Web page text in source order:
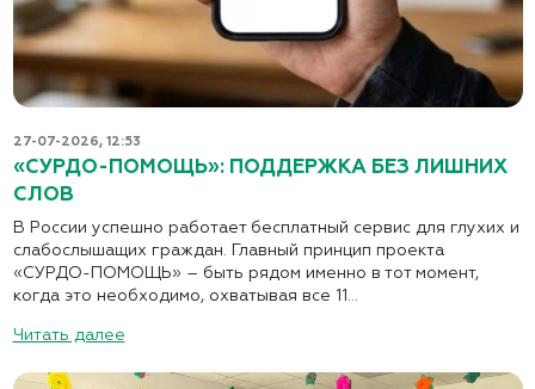
27-07-2026, 12:53
«СУРДО-ПОМОЩЬ»: ПОДДЕРЖКА БЕЗ ЛИШНИХ
СЛОВ
В России успешно работает бесплатный сервис для глухих и
слабослышащих граждан. Главный принцип проекта
«СУРДО-ПОМОЩЬ» – быть рядом именно в тот момент,
когда это необходимо, охватывая все 11...
Читать далее